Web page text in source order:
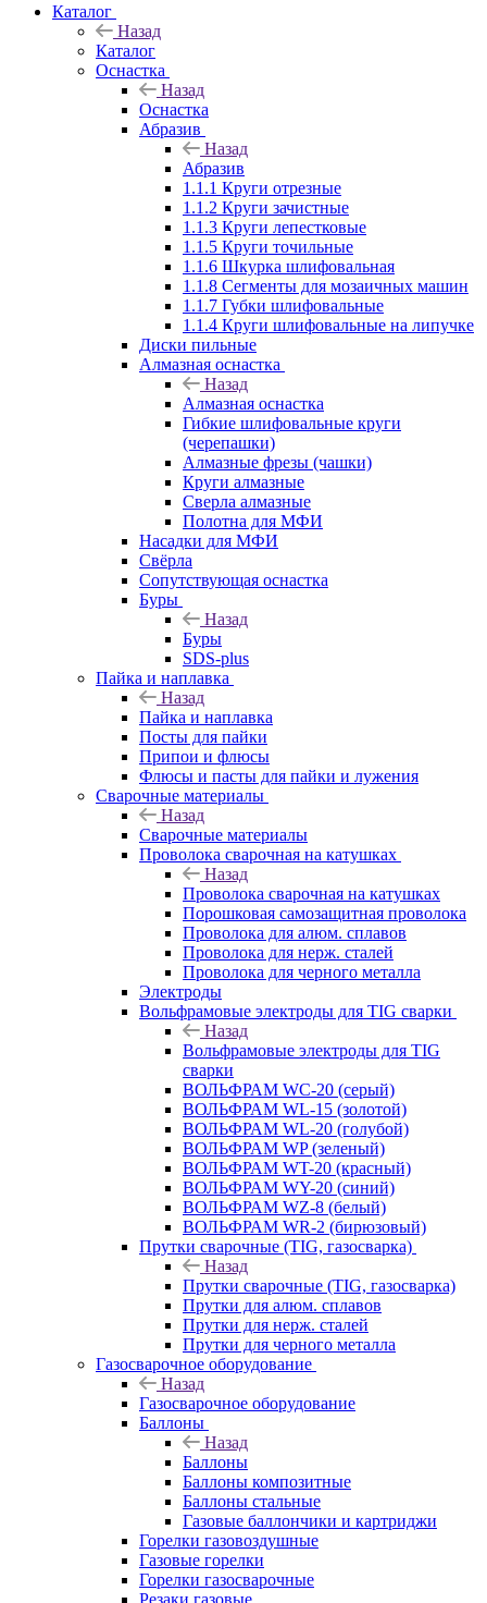
Каталог
Назад
Каталог
Оснастка
Назад
Оснастка
Абразив
Назад
Абразив
1.1.1 Круги отрезные
1.1.2 Круги зачистные
1.1.3 Круги лепестковые
1.1.5 Круги точильные
1.1.6 Шкурка шлифовальная
1.1.8 Сегменты для мозаичных машин
1.1.7 Губки шлифовальные
1.1.4 Круги шлифовальные на липучке
Диски пильные
Алмазная оснастка
Назад
Алмазная оснастка
Гибкие шлифовальные круги
(черепашки)
Алмазные фрезы (чашки)
Круги алмазные
Сверла алмазные
Полотна для МФИ
Насадки для МФИ
Свёрла
Сопутствующая оснастка
Буры
Назад
Буры
SDS-plus
Пайка и наплавка
Назад
Пайка и наплавка
Посты для пайки
Припои и флюсы
Флюсы и пасты для пайки и лужения
Сварочные материалы
Назад
Сварочные материалы
Проволока сварочная на катушках
Назад
Проволока сварочная на катушках
Порошковая самозащитная проволока
Проволока для алюм. сплавов
Проволока для нерж. сталей
Проволока для черного металла
Электроды
Вольфрамовые электроды для TIG сварки
Назад
Вольфрамовые электроды для TIG
сварки
ВОЛЬФРАМ WC-20 (серый)
ВОЛЬФРАМ WL-15 (золотой)
ВОЛЬФРАМ WL-20 (голубой)
ВОЛЬФРАМ WP (зеленый)
ВОЛЬФРАМ WT-20 (красный)
ВОЛЬФРАМ WY-20 (синий)
ВОЛЬФРАМ WZ-8 (белый)
ВОЛЬФРАМ WR-2 (бирюзовый)
Прутки сварочные (TIG, газосварка)
Назад
Прутки сварочные (TIG, газосварка)
Прутки для алюм. сплавов
Прутки для нерж. сталей
Прутки для черного металла
Газосварочное оборудование
Назад
Газосварочное оборудование
Баллоны
Назад
Баллоны
Баллоны композитные
Баллоны стальные
Газовые баллончики и картриджи
Горелки газовоздушные
Газовые горелки
Горелки газосварочные
Резаки газовые